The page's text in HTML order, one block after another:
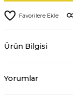
Ürün Bilgisi
Yorumlar